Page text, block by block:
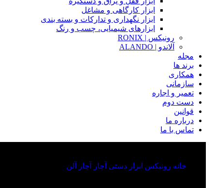
ابزار کارگاهی و مشاغل
ابزار نگهداری و تدارکات و بسته بندی
ابزارهای شیمیایی، چسب و رنگ
رونیکس | RONIX
آلاندو | ALANDO
مجله
برند ها
همکاری
سازمانی
تعمیر و اجاره
دست دوم
قوانین
درباره ما
تماس با ما
خانه رونیکس ابزار دستی آچار آچار آلن